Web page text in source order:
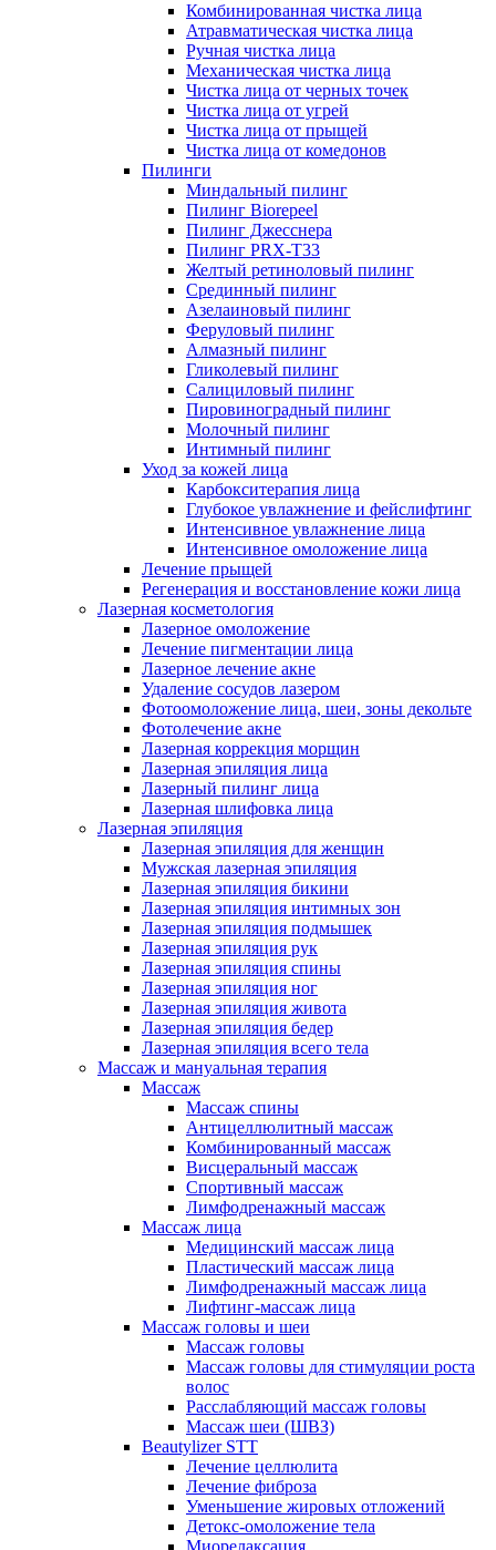
Комбинированная чистка лица
Атравматическая чистка лица
Ручная чистка лица
Механическая чистка лица
Чистка лица от черных точек
Чистка лица от угрей
Чистка лица от прыщей
Чистка лица от комедонов
Пилинги
Миндальный пилинг
Пилинг Biorepeel
Пилинг Джесснера
Пилинг PRX-T33
Желтый ретиноловый пилинг
Срединный пилинг
Азелаиновый пилинг
Феруловый пилинг
Алмазный пилинг
Гликолевый пилинг
Салициловый пилинг
Пировиноградный пилинг
Молочный пилинг
Интимный пилинг
Уход за кожей лица
Карбокситерапия лица
Глубокое увлажнение и фейслифтинг
Интенсивное увлажнение лица
Интенсивное омоложение лица
Лечение прыщей
Регенерация и восстановление кожи лица
Лазерная косметология
Лазерное омоложение
Лечение пигментации лица
Лазерное лечение акне
Удаление сосудов лазером
Фотоомоложение лица, шеи, зоны декольте
Фотолечение акне
Лазерная коррекция морщин
Лазерная эпиляция лица
Лазерный пилинг лица
Лазерная шлифовка лица
Лазерная эпиляция
Лазерная эпиляция для женщин
Мужская лазерная эпиляция
Лазерная эпиляция бикини
Лазерная эпиляция интимных зон
Лазерная эпиляция подмышек
Лазерная эпиляция рук
Лазерная эпиляция спины
Лазерная эпиляция ног
Лазерная эпиляция живота
Лазерная эпиляция бедер
Лазерная эпиляция всего тела
Массаж и мануальная терапия
Массаж
Массаж спины
Антицеллюлитный массаж
Комбинированный массаж
Висцеральный массаж
Спортивный массаж
Лимфодренажный массаж
Массаж лица
Медицинский массаж лица
Пластический массаж лица
Лимфодренажный массаж лица
Лифтинг-массаж лица
Массаж головы и шеи
Массаж головы
Массаж головы для стимуляции роста
волос
Расслабляющий массаж головы
Массаж шеи (ШВЗ)
Beautylizer STT
Лечение целлюлита
Лечение фиброза
Уменьшение жировых отложений
Детокс-омоложение тела
Миорелаксация